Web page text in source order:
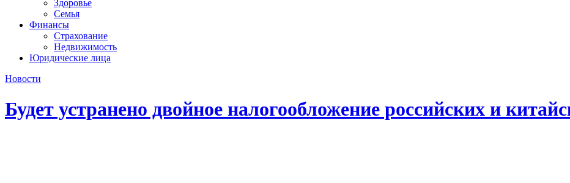
Здоровье
Семья
Финансы
Страхование
Недвижимость
Юридические лица
Новости
Будет устранено двойное налогообложение российских и